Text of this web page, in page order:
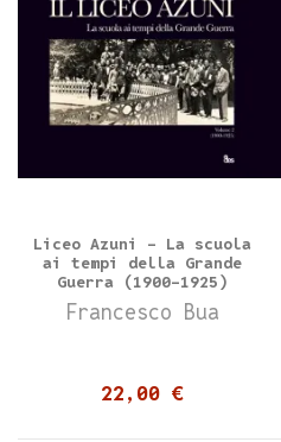
Liceo Azuni - La scuola
ai tempi della Grande
Guerra (1900-1925)
Francesco Bua
22,00 €